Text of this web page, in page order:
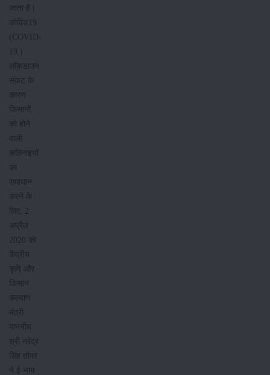
जाता है।
कोविड19
(COVID-
19 )
लॉकडाउन
संकट के
कारण
किसानों
को होने
वाली
कठिनाइयों
का
समाधान
करने के
लिए, 2
अप्रैल
2020 को
केंद्रीय
कृषि और
किसान
कल्याण
मंत्री
माननीय
श्री नरेंद्र
सिंह तोमर
ने ई-नाम